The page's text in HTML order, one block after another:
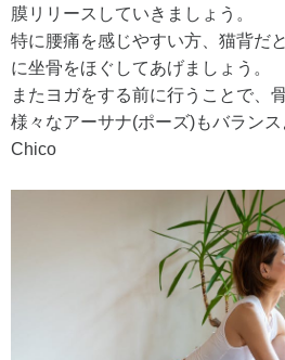
膜リリースしていきましょう。
特に腰痛を感じやすい方、猫背だ
に坐骨をほぐしてあげましょう。
またヨガをする前に行うことで、
様々なアーサナ(ポーズ)もバランス
Chico